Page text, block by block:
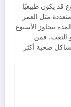
قد يكون طبيعيًا
مثل العمر
تتجاوز الأسبوع
التعب، فمن
صحية أكثر